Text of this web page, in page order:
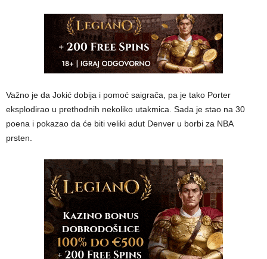
Važno je da Jokić dobija i pomoć saigrača, pa je tako Porter
eksplodirao u prethodnih nekoliko utakmica. Sada je stao na 30
poena i pokazao da će biti veliki adut Denver u borbi za NBA
prsten.